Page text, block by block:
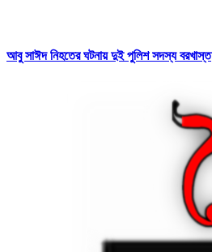
আবু সাঈদ নিহতের ঘটনায় দুই পুলিশ সদস্য বরখাস্ত